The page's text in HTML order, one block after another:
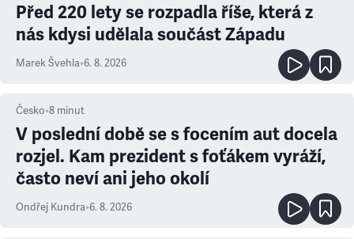
Před 220 lety se rozpadla říše, která z
nás kdysi udělala součást Západu
Marek Švehla•6. 8. 2026
Česko•8 minut
V poslední době se s focením aut docela
rozjel. Kam prezident s foťákem vyráží,
často neví ani jeho okolí
Ondřej Kundra•6. 8. 2026